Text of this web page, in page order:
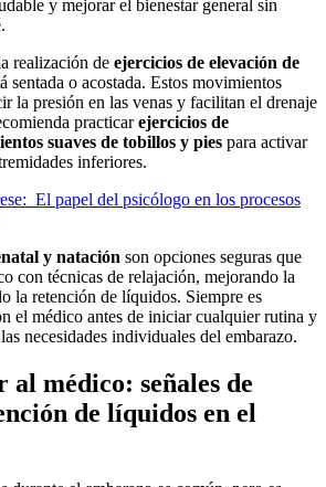
y mejorar el bienestar general sin
realización de ejercicios de elevación de
sentada o acostada. Estos movimientos
la presión en las venas y facilitan el drenaje
practicarejercicios de
suaves de tobillos y pies para activar
inferiores.
El papel del psicólogo en los procesos
y natación son opciones seguras que
con técnicas de relajación, mejorando la
la retención de líquidos. Siempre es
el médico antes de iniciar cualquier rutina y
necesidades individuales del embarazo.
al médico: señales de
de líquidos en el